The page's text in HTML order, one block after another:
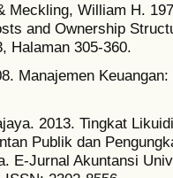
Meckling, William H.
and Ownership
Halaman 305-360.
Manajemen
2013. Tingkat
Publik dan
E-Jurnal Akuntansi